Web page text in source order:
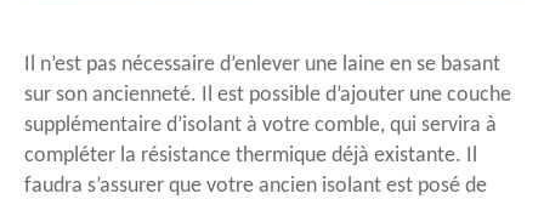
Il n’est pas nécessaire d’enlever une laine en se basant
sur son ancienneté. Il est possible d’ajouter une couche
supplémentaire d’isolant à votre comble, qui servira à
compléter la résistance thermique déjà existante. Il
faudra s’assurer que votre ancien isolant est posé de